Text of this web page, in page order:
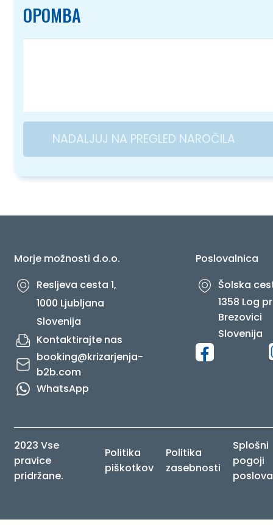
OPOMBA
NADALJUJ NA PREGLED NAROČILA
Morje možnosti d.o.o.
Resljeva cesta 1,
1000 Ljubljana
Slovenija
Kontaktirajte nas
booking@krizarjenja-
b2b.com
WhatsApp
Poslovalnica
Šolska
1358 Log
Brezovici
Slovenija
2023 Vse
pravice
pridržane.
Politika
piškotkov
Politika
zasebnosti
Splošni
pogoji